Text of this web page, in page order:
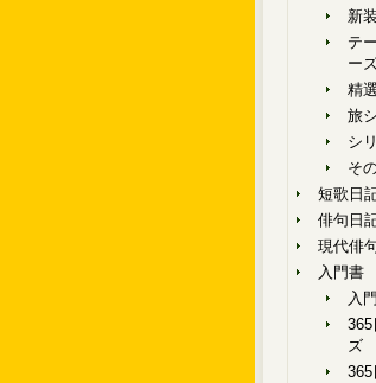
新
テ
ー
精
旅
シ
そ
短歌日
俳句日
現代俳
入門書
入
365
ズ
365